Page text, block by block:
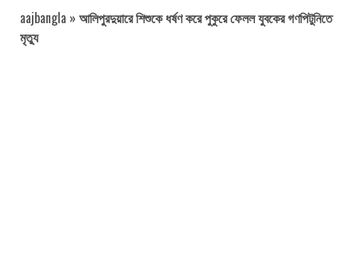
aajbangla » আলিপুরদুয়ারে শিশুকে ধর্ষণ করে পুকুরে ফেলল যুবকের গণপিটুনিতে
মৃত্যু